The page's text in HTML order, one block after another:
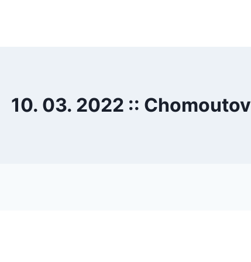
10. 03. 2022 :: Chomoutov